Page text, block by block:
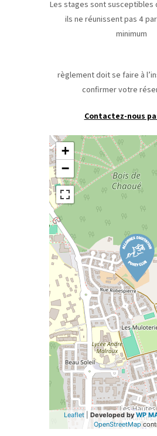
Les stages sont susceptibles
ils ne réunissent pas 4
minimum
règlement doit se faire à
confirmer votre
Contactez-nous
+
−
Leaflet| Developed byWP
OpenStreetMap